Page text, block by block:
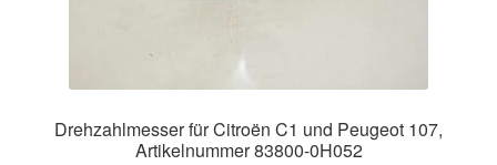
Drehzahlmesser für Citroën C1 und Peugeot 107,
Artikelnummer 83800-0H052